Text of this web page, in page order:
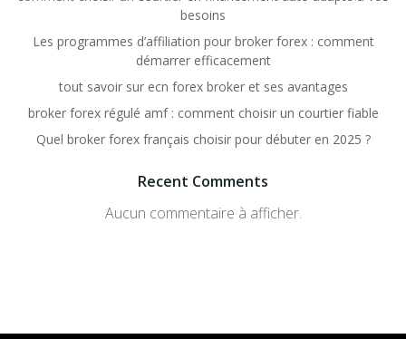
besoins
Les programmes d’affiliation pour broker forex : comment
démarrer efficacement
tout savoir sur ecn forex broker et ses avantages
broker forex régulé amf : comment choisir un courtier fiable
Quel broker forex français choisir pour débuter en 2025 ?
Recent Comments
Aucun commentaire à afficher.